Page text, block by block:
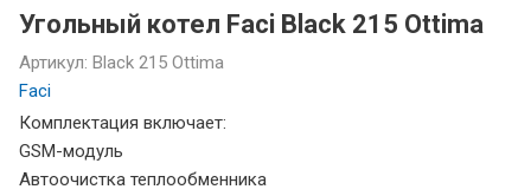
Угольный котел Faci Black 215 Ottima
Артикул: Black 215 Ottima
Faci
Комплектация включает:
GSM-модуль
Автоочистка теплообменника